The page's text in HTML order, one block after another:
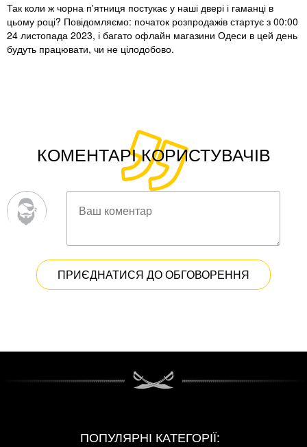
Так коли ж чорна п'ятниця постукає у наші двері і гаманці в
цьому році? Повідомляємо: початок розпродажів стартує з 00:00
24 листопада 2023, і багато офлайн магазини Одеси в цей день
будуть працювати, чи не цілодобово.
КОМЕНТАРІ КОРИСТУВАЧІВ
ПРИЄДНАТИСЯ ДО ОБГОВОРЕННЯ
ПОПУЛЯРНІ КАТЕГОРІЇ: